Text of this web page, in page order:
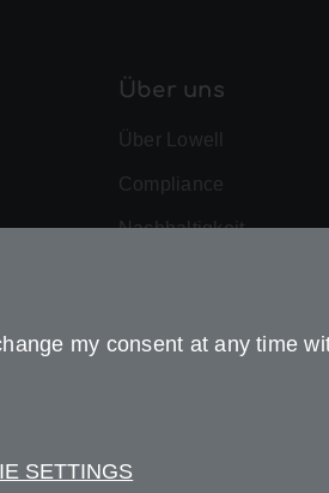
Über uns
Über Lowell
Compliance
Nachhaltigkeit
my consent at any time
SETTINGS